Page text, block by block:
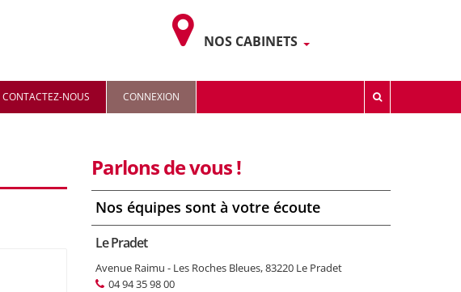
NOS CABINETS
CONTACTEZ-NOUS CONNEXION
Parlons de vous !
Nos équipes sont à votre écoute
Le Pradet
Avenue Raimu - Les Roches Bleues, 83220 Le Pradet
04 94 35 98 00